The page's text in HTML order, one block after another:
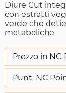
Diure Cut
con estratti
verde che
metaboliche
Prezzo in NC
Punti NC